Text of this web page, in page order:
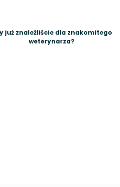
już znaleźliście dla znakomitego
weterynarza?